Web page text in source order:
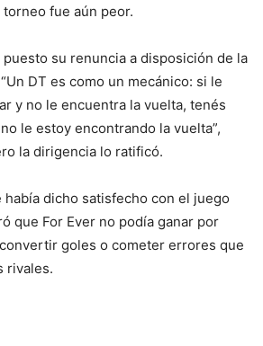
fue aún peor.
puesto su renuncia a disposición de la
DT es como un mecánico: si le
y no le encuentra la vuelta, tenés
le estoy encontrando la vuelta”,
la dirigencia lo ratificó.
había dicho satisfecho con el juego
que For Ever no podía ganar por
goles o cometer errores que
rivales.